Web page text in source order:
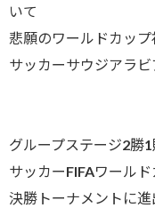
いて
悲願のワールドカッ
サッカーサウジアラビ
グループステージ2勝
サッカーFIFAワール
決勝トーナメントに進